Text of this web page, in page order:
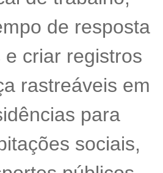
de resposta
criar registros
rastreáveis em
para
sociais,